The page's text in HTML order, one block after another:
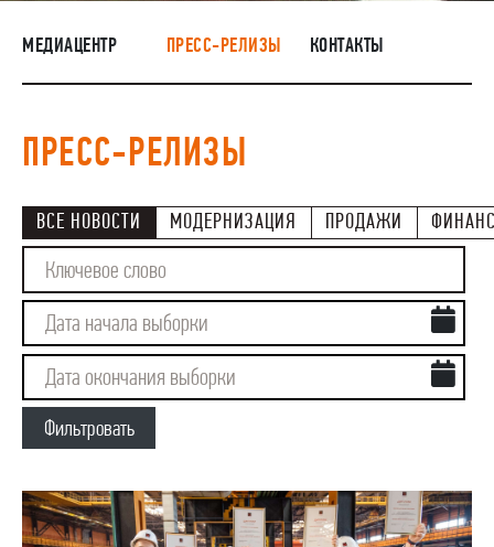
НАШИ ЛЮДИ
ОКРУЖАЮЩАЯ СРЕДА
ТМЦ И НЕПРОФИЛЬНАЯ ПРОДУКЦИЯ
МЕДИАЦЕНТР ПРЕСС-РЕЛИЗЫ КОНТАКТЫ
ПРЕСС-РЕЛИЗЫ
ВСЕ НОВОСТИ МОДЕРНИЗАЦИЯ ПРОДАЖИ
Фильтровать